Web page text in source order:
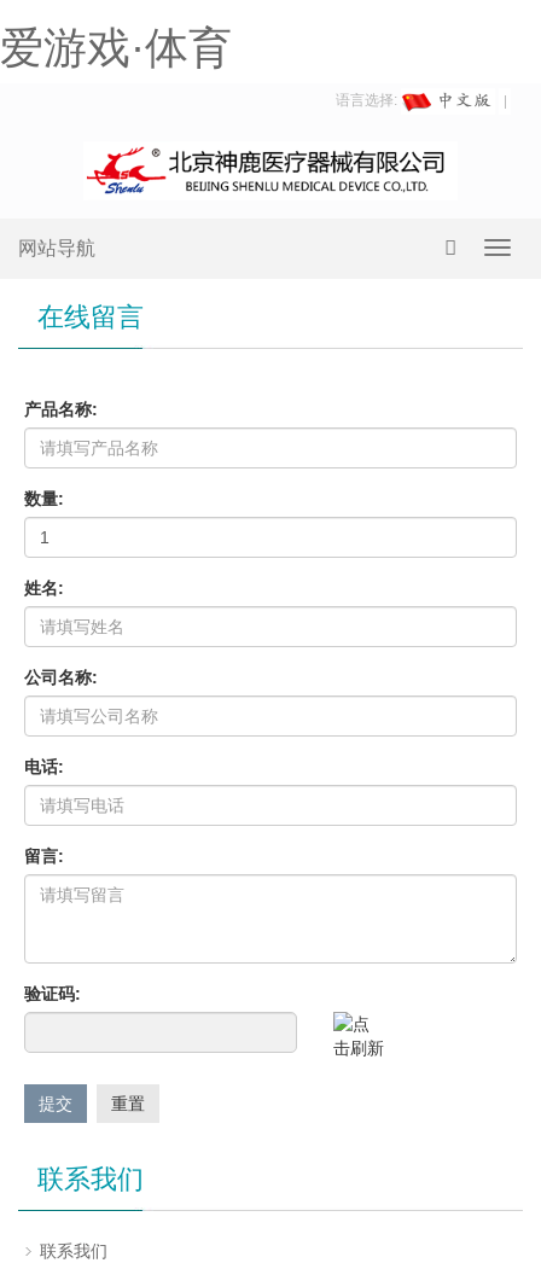
爱游戏·体育
语言选择:
网站导航
在线留言
产品名称:
数量:
姓名:
公司名称:
电话:
留言:
验证码:
提交 重置
联系我们
联系我们